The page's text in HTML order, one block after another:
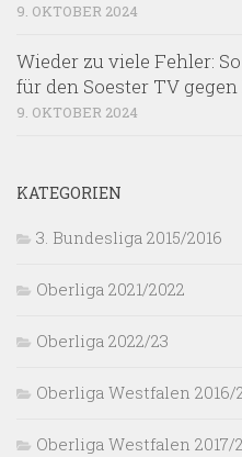
9. OKTOBER 2024
Wieder zu viele Fehler:
für den Soester TV
9. OKTOBER 2024
KATEGORIEN
3. Bundesliga 2015/2016
Oberliga 2021/2022
Oberliga 2022/23
Oberliga Westfalen 2016/
Oberliga Westfalen 2017/